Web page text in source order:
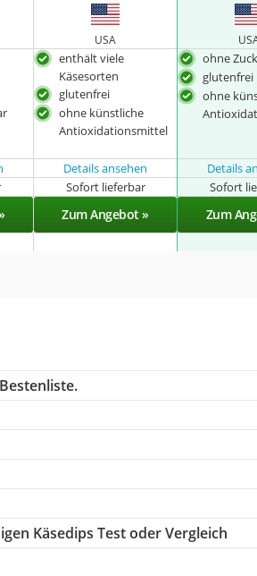
USA
enthält viele
Käsesorten
glutenfrei
ohne künstliche
Antioxidationsmittel
ohne
glutenfrei
ohne
Details ansehen Details
Sofort lieferbar Sofort
Zum Angebot » Zum
Käsedips Test oder Vergleich